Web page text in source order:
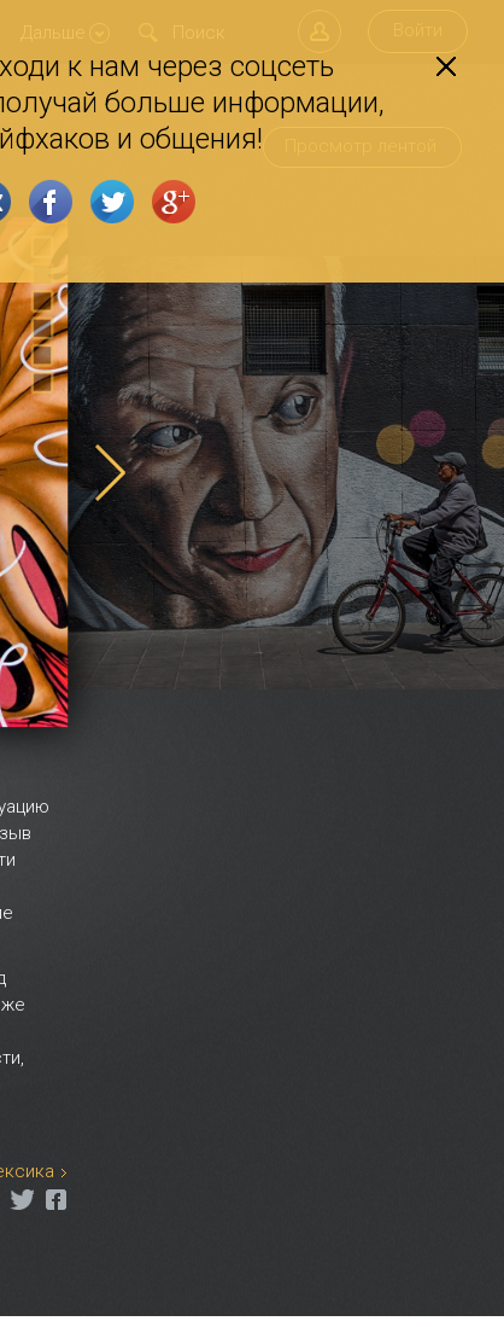
Войти
Дальше
к нам через соцсеть
больше информации,
и общения!